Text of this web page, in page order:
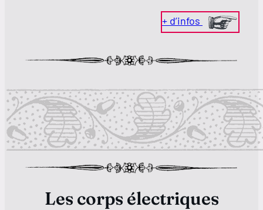
+ d’infos
Les corps électriques